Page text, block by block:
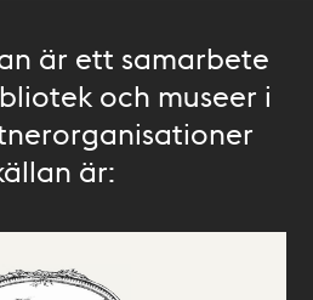
är ett samarbete
och museer i
är: